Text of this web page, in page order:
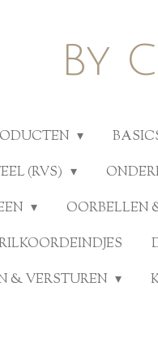
By
(RVS)
OORBELLEN
& VERSTUREN